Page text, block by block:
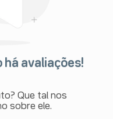
há avaliações!
Que tal nos
sobre ele.